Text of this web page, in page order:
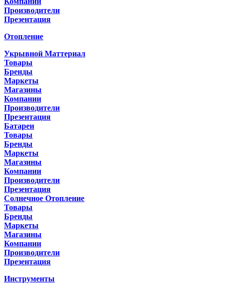
Производители
Презентация
Отопление
Укрывной Маттериал
Товары
Бренды
Маркеты
Магазины
Компании
Производители
Презентация
Батареи
Товары
Бренды
Маркеты
Магазины
Компании
Производители
Презентация
Солнечное Отопление
Товары
Бренды
Маркеты
Магазины
Компании
Производители
Презентация
Инструменты